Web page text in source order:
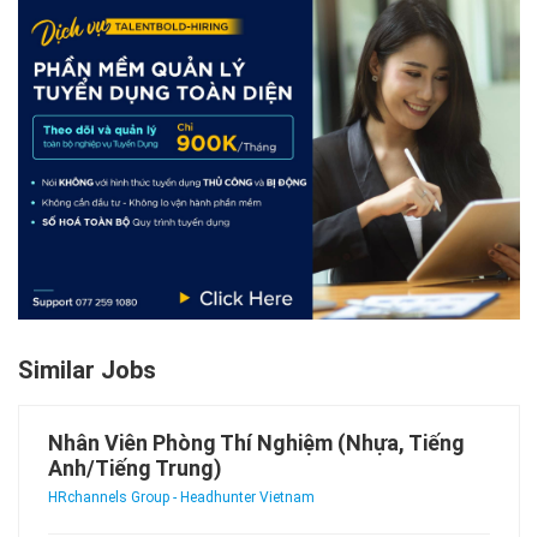
Similar Jobs
Nhân Viên Phòng Thí Nghiệm (Nhựa, Tiếng
Anh/Tiếng Trung)
HRchannels Group - Headhunter Vietnam